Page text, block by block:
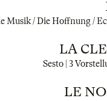
Musik / Die Hoffnung /
LA
Sesto | 3
LE